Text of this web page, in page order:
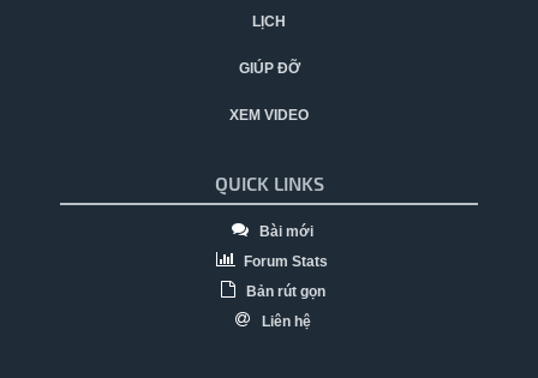
LỊCH
GIÚP ĐỠ
XEM VIDEO
QUICK LINKS
Bài mới
Forum Stats
Bản rút gọn
Liên hệ